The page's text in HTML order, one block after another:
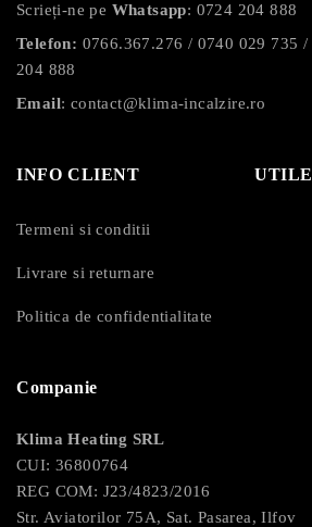
Scrieți-ne pe Whatsapp: 0724 204 888
Telefon: 0766.367.276 / 0740 029 735 /
204 888
Email: contact@klima-incalzire.ro
INFO CLIENT
Termeni si conditii
Livrare si returnare
Politica de confidentialitate
UTILE
Companie
Klima Heating SRL
CUI: 36800764
REG COM: J23/4823/2016
Str. Aviatorilor 75A, Sat. Pasarea, Ilfov